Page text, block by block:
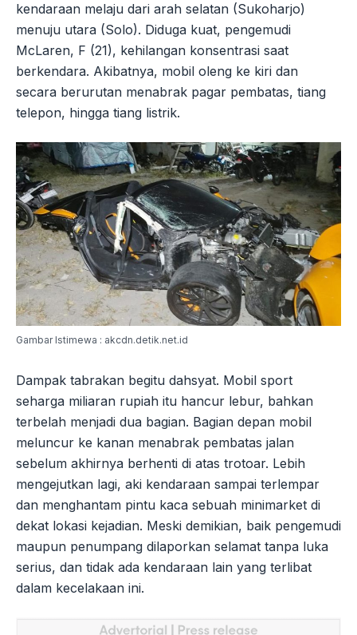
kendaraan melaju dari arah selatan (Sukoharjo)
menuju utara (Solo). Diduga kuat, pengemudi
McLaren, F (21), kehilangan konsentrasi saat
berkendara. Akibatnya, mobil oleng ke kiri dan
secara berurutan menabrak pagar pembatas, tiang
telepon, hingga tiang listrik.
Gambar Istimewa : akcdn.detik.net.id
Dampak tabrakan begitu dahsyat. Mobil sport
seharga miliaran rupiah itu hancur lebur, bahkan
terbelah menjadi dua bagian. Bagian depan mobil
meluncur ke kanan menabrak pembatas jalan
sebelum akhirnya berhenti di atas trotoar. Lebih
mengejutkan lagi, aki kendaraan sampai terlempar
dan menghantam pintu kaca sebuah minimarket di
dekat lokasi kejadian. Meski demikian, baik pengemudi
maupun penumpang dilaporkan selamat tanpa luka
serius, dan tidak ada kendaraan lain yang terlibat
dalam kecelakaan ini.